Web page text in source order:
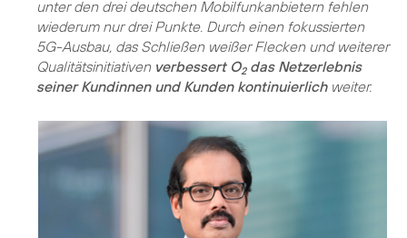
unter den drei deutschen Mobilfunkanbietern fehlen
wiederum nur drei Punkte. Durch einen fokussierten
5G-Ausbau, das Schließen weißer Flecken und weiterer
Qualitätsinitiativen verbessert O2das Netzerlebnis
seiner Kundinnen und Kunden kontinuierlichweiter.